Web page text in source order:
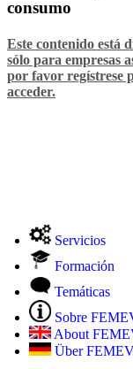
consumo
Este contenido está
sólo para empresas
por favor regístrese
acceder.
Servicios
Formación
Temáticas
Sobre
About
Über